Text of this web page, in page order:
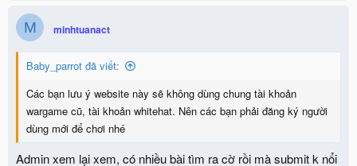
M minhtuanact
Baby_parrot đã viết:
Các bạn lưu ý website này sẽ không dùng chung tài khoản
wargame cũ, tài khoản whitehat. Nên các bạn phải đăng ký người
dùng mới để chơi nhé
Admin xem lại xem, có nhiều bài tìm ra cờ rồi mà submit k nổi